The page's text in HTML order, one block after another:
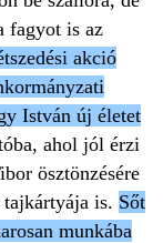
fagyot is az
akció
István új életet
ahol jól érzi
ösztönzésére
tajkártyája is. Sőt
munkába